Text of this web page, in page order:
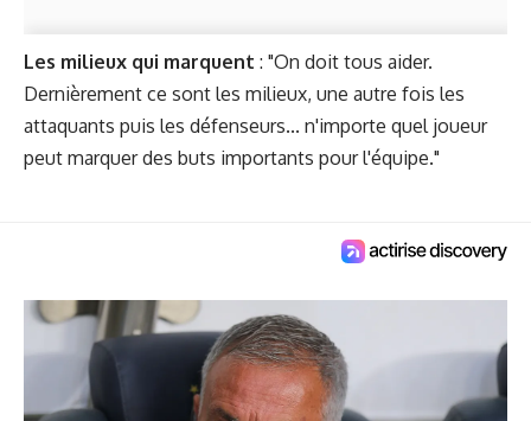
Les milieux qui marquent : "On doit tous aider.
Dernièrement ce sont les milieux, une autre fois les
attaquants puis les défenseurs... n'importe quel joueur
peut marquer des buts importants pour l'équipe."